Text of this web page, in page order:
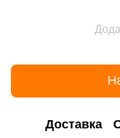
Доставка